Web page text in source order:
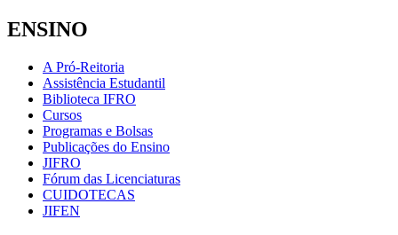
ENSINO
A Pró-Reitoria
Assistência Estudantil
Biblioteca IFRO
Cursos
Programas e Bolsas
Publicações do Ensino
JIFRO
Fórum das Licenciaturas
CUIDOTECAS
JIFEN